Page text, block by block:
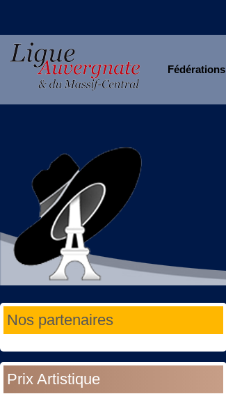
Fédérations
Nos partenaires
Prix Artistique